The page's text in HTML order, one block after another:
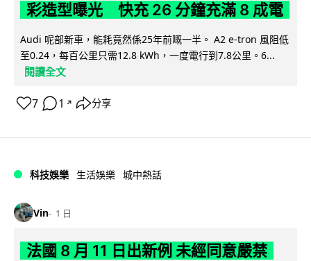
彩造型曝光 快充 26 分鐘充滿 8 成電
Audi 呢部新車，能耗竟然係25年前嘅一半。 A2 e-tron 風阻低
至0.24，每百公里只需12.8 kWh，一度電行到7.8公里。6...
閱讀全文
7 1 ↗ 分享
科技娛樂 生活娛樂 城中熱話
Vin 1 日
法國 8 月 11 日出新例 未經同意嚴禁